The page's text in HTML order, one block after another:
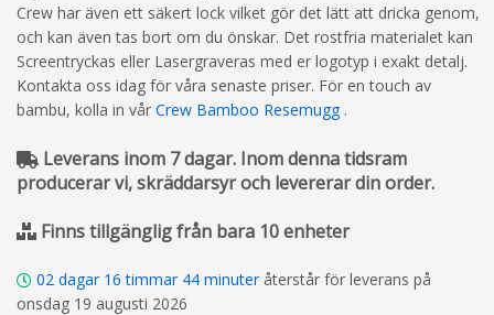
Crew har även ett säkert lock vilket gör det lätt att dricka genom,
och kan även tas bort om du önskar. Det rostfria materialet kan
Screentryckas eller Lasergraveras med er logotyp i exakt detalj.
Kontakta oss idag för våra senaste priser. För en touch av
bambu, kolla in vår Crew Bamboo Resemugg .
Leverans inom 7 dagar. Inom denna tidsram
producerar vi, skräddarsyr och levererar din order.
Finns tillgänglig från bara 10 enheter
02 dagar 16 timmar 44 minuter återstår för leverans på
onsdag 19 augusti 2026